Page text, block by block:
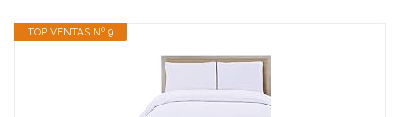
TOP VENTAS Nº 9